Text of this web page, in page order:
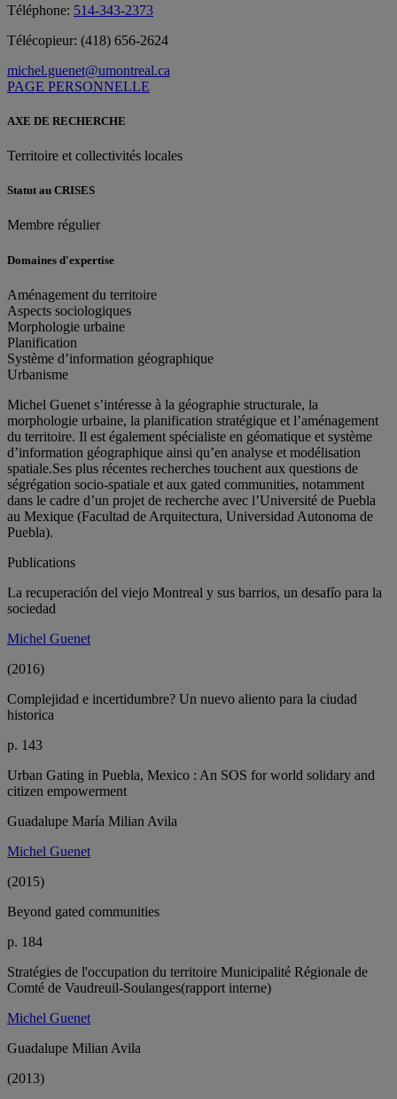
Téléphone: 514-343-2373
Télécopieur: (418) 656-2624
michel.guenet@umontreal.ca
PAGE PERSONNELLE
AXE DE RECHERCHE
Territoire et collectivités locales
Statut au CRISES
Membre régulier
Domaines d'expertise
Aménagement du territoire
Aspects sociologiques
Morphologie urbaine
Planification
Système d’information géographique
Urbanisme
Michel Guenet s’intéresse à la géographie structurale, la
morphologie urbaine, la planification stratégique et l’aménagement
du territoire. Il est également spécialiste en géomatique et système
d’information géographique ainsi qu’en analyse et modélisation
spatiale.Ses plus récentes recherches touchent aux questions de
ségrégation socio-spatiale et aux gated communities, notamment
dans le cadre d’un projet de recherche avec l’Université de Puebla
au Mexique (Facultad de Arquitectura, Universidad Autonoma de
Puebla).
Publications
La recuperación del viejo Montreal y sus barrios, un desafío para la
sociedad
Michel Guenet
(2016)
Complejidad e incertidumbre? Un nuevo aliento para la ciudad
historica
p. 143
Urban Gating in Puebla, Mexico : An SOS for world solidary and
citizen empowerment
Guadalupe María Milian Avila
Michel Guenet
(2015)
Beyond gated communities
p. 184
Stratégies de l'occupation du territoire Municipalité Régionale de
Comté de Vaudreuil-Soulanges(rapport interne)
Michel Guenet
Guadalupe Milian Avila
(2013)